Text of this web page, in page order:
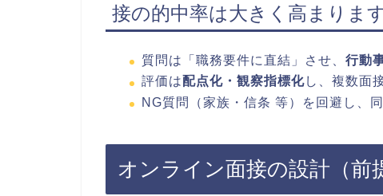
接の的中率は大きく高まりま
質問は「職務要件に直結」させ、 行動
評価は配点化・観察指標化し、複数面
NG質問（家族・信条 等）を回避し、
オンライン面接の設計（前